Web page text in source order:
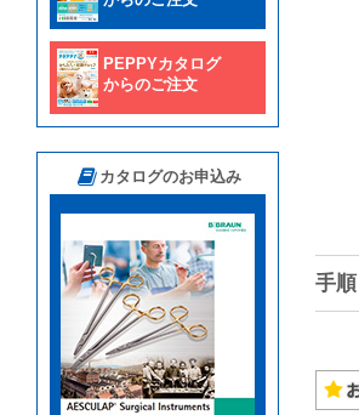
PEPPYカタログ
からのご注文
カタログのお申込み
手